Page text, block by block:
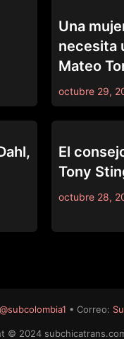
Una
necesita
Mateo
octubre 29,
El
Tony
octubre 28,
@subcolombia1 • Correo:
© 2024